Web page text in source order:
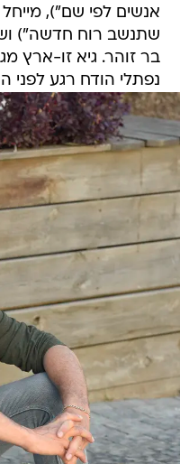
אנשים לפי שם"), מייחל
שתנשב רוח חדשה")
בר זוהר. גיא זו-ארץ
נפתלי הודח רגע לפני